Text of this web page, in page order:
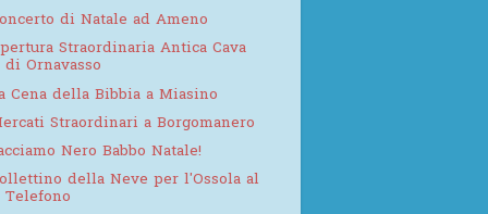
di Natale ad Ameno
Straordinaria Antica Cava
di Ornavasso
Cena della Bibbia a Miasino
Straordinari a Borgomanero
Nero Babbo Natale!
della Neve per l'Ossola al
Telefono